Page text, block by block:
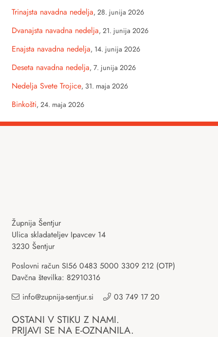
Trinajsta navadna nedelja, 28. junija 2026
Dvanajsta navadna nedelja, 21. junija 2026
Enajsta navadna nedelja, 14. junija 2026
Deseta navadna nedelja, 7. junija 2026
Nedelja Svete Trojice, 31. maja 2026
Binkošti, 24. maja 2026
Župnija Šentjur
Ulica skladateljev Ipavcev 14
3230 Šentjur
Poslovni račun SI56 0483 5000 3309 212 (OTP)
Davčna številka: 82910316
info@zupnija-sentjur.si
03 749 17 20
OSTANI V STIKU Z NAMI.
PRIJAVI SE NA E-OZNANILA.